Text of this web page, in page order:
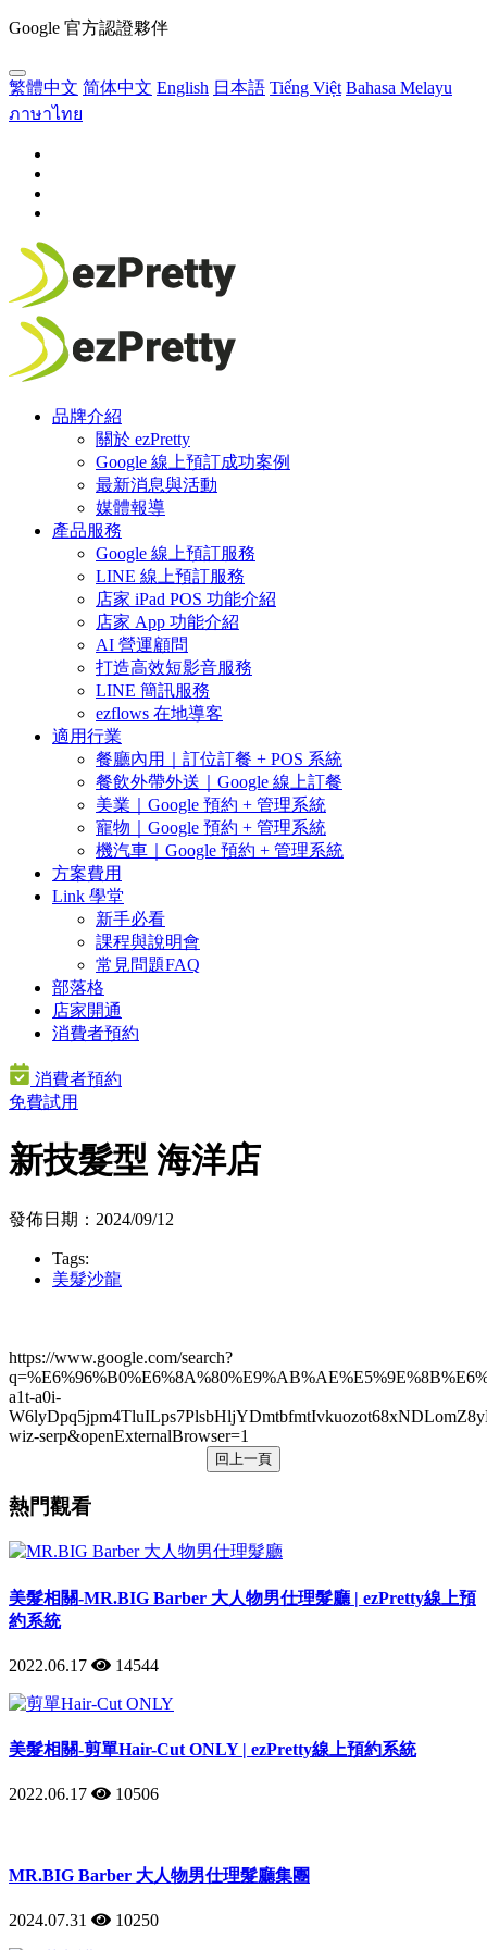
Google 官方認證夥伴
繁體中文 简体中文 English 日本語 Tiếng Việt Bahasa Melayu
ภาษาไทย
品牌介紹
關於 ezPretty
Google 線上預訂成功案例
最新消息與活動
媒體報導
產品服務
Google 線上預訂服務
LINE 線上預訂服務
店家 iPad POS 功能介紹
店家 App 功能介紹
AI 營運顧問
打造高效短影音服務
LINE 簡訊服務
ezflows 在地導客
適用行業
餐廳內用｜訂位訂餐 + POS 系統
餐飲外帶外送｜Google 線上訂餐
美業｜Google 預約 + 管理系統
寵物｜Google 預約 + 管理系統
機汽車｜Google 預約 + 管理系統
方案費用
Link 學堂
新手必看
課程與說明會
常見問題FAQ
部落格
店家開通
消費者預約
消費者預約
免費試用
新技髮型 海洋店
發佈日期：2024/09/12
Tags:
美髮沙龍
https://www.google.com/search?
a1t-a0i-
wiz-serp&openExternalBrowser=1
回上一頁
熱門觀看
美髮相關-MR.BIG Barber 大人物男仕理髮廳 | ezPretty線上預
約系統
2022.06.17 14544
美髮相關-剪單Hair-Cut ONLY | ezPretty線上預約系統
2022.06.17 10506
MR.BIG Barber 大人物男仕理髮廳集團
2024.07.31 10250